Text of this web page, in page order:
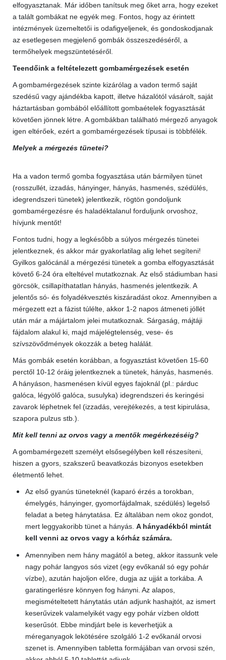
elfogyasztanak. Már időben tanítsuk meg őket arra, hogy ezeket
a talált gombákat ne egyék meg. Fontos, hogy az érintett
intézmények üzemeltetői is odafigyeljenek, és gondoskodjanak
az esetlegesen megjelenő gombák összeszedéséről, a
termőhelyek megszüntetéséről.
Teendőink a feltételezett gombamérgezések esetén
A gombamérgezések szinte kizárólag a vadon termő saját
szedésű vagy ajándékba kapott, illetve házalótól vásárolt, saját
háztartásban gombából előállított gombaételek fogyasztását
követően jönnek létre. A gombákban található mérgező anyagok
igen eltérőek, ezért a gombamérgezések típusai is többfélék.
Melyek a mérgezés tünetei?
Ha a vadon termő gomba fogyasztása után bármilyen tünet
(rosszullét, izzadás, hányinger, hányás, hasmenés, szédülés,
idegrendszeri tünetek) jelentkezik, rögtön gondoljunk
gombamérgezésre és haladéktalanul forduljunk orvoshoz,
hívjunk mentőt!
Fontos tudni, hogy a legkésőbb a súlyos mérgezés tünetei
jelentkeznek, és akkor már gyakorlatilag alig lehet segíteni!
Gyilkos galócánál a mérgezési tünetek a gomba elfogyasztását
követő 6-24 óra elteltével mutatkoznak. Az első stádiumban hasi
görcsök, csillapíthatatlan hányás, hasmenés jelentkezik. A
jelentős só- és folyadékvesztés kiszáradást okoz. Amennyiben a
mérgezett ezt a fázist túlélte, akkor 1-2 napos átmeneti jóllét
után már a májártalom jelei mutatkoznak. Sárgaság, májtáji
fájdalom alakul ki, majd májelégtelenség, vese- és
szívszövődmények okozzák a beteg halálát.
Más gombák esetén korábban, a fogyasztást követően 15-60
perctől 10-12 óráig jelentkeznek a tünetek, hányás, hasmenés.
A hányáson, hasmenésen kívül egyes fajoknál (pl.: párduc
galóca, légyölő galóca, susulyka) idegrendszeri és keringési
zavarok léphetnek fel (izzadás, verejtékezés, a test kipirulása,
szapora pulzus stb.).
Mit kell tenni az orvos vagy a mentők megérkezéséig?
A gombamérgezett személyt elsősegélyben kell részesíteni,
hiszen a gyors, szakszerű beavatkozás bizonyos esetekben
életmentő lehet.
Az első gyanús tüneteknél (kaparó érzés a torokban,
émelygés, hányinger, gyomorfájdalmak, szédülés) legelső
feladat a beteg hánytatása. Ez általában nem okoz gondot,
mert leggyakoribb tünet a hányás. A hányadékból mintát
kell venni az orvos vagy a kórház számára.
Amennyiben nem hány magától a beteg, akkor itassunk vele
nagy pohár langyos sós vizet (egy evőkanál só egy pohár
vízbe), azután hajoljon előre, dugja az ujját a torkába. A
garatingerlésre könnyen fog hányni. Az alapos,
megismételtetett hánytatás után adjunk hashajtót, az ismert
keserűvizek valamelyikét vagy egy pohár vízben oldott
keserűsót. Ebbe mindjárt bele is keverhetjük a
méreganyagok lekötésére szolgáló 1-2 evőkanál orvosi
szenet is. Amennyiben tabletta formájában van orvosi szén,